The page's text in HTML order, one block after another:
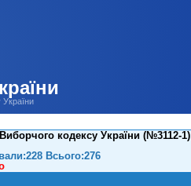
кодексу України (№3112-1)
Всього:276